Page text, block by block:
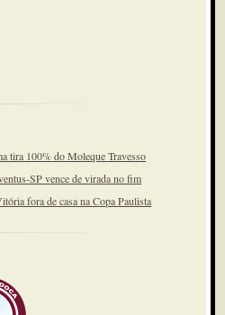
tira 100% do Moleque Travesso
SP vence de virada no fim
fora de casa na Copa Paulista